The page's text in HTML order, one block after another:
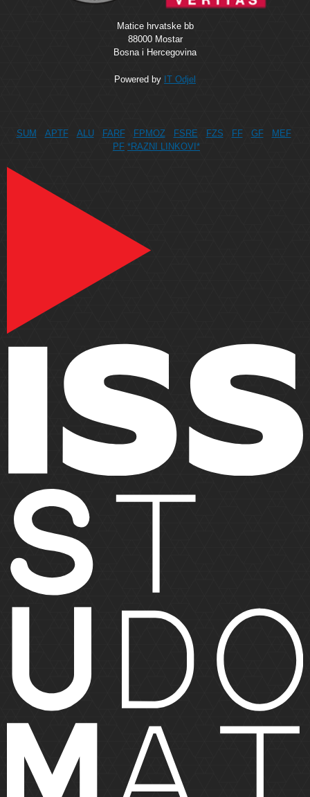
Matice hrvatske bb
88000 Mostar
Bosna i Hercegovina
Powered by IT Odjel
SUM APTF ALU FARF FPMOZ FSRE FZS FF GF
MEF
PF *RAZNI LINKOVI*